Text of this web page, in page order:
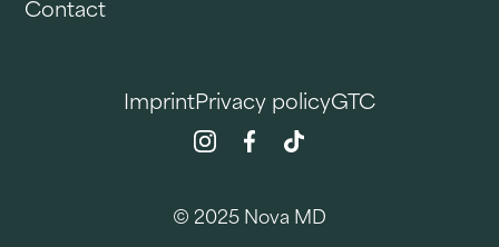
Contact
ImprintPrivacy policyGTC
© 2025 Nova MD